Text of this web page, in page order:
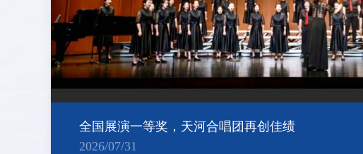
全国展演一等奖，天河合唱团再创佳绩
2026/07/31